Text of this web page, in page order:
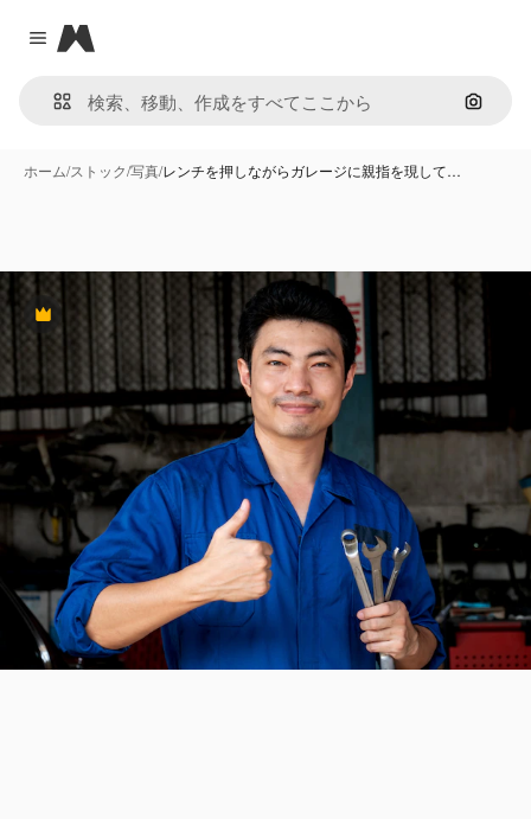
Close menu
Magnific
画像で
ホーム/ストック/写真/レンチを押しながらガレージに親指を現して…
Premium